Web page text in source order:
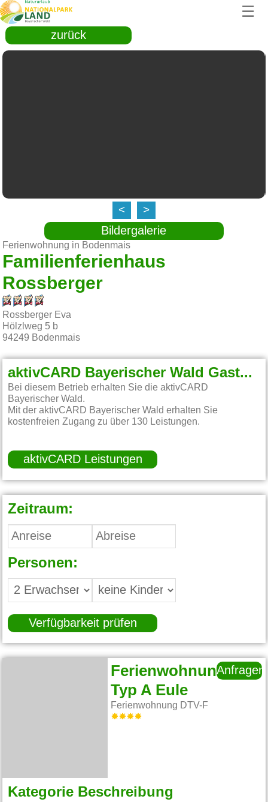
☰
zurück
< >
Bildergalerie
Ferienwohnung in Bodenmais
Familienferienhaus
Rossberger
Rossberger Eva
Hölzlweg 5 b
94249 Bodenmais
aktivCARD Bayerischer Wald Gastgeber:
Bei diesem Betrieb erhalten Sie die aktivCARD
Bayerischer Wald.
Mit der aktivCARD Bayerischer Wald erhalten Sie
kostenfreien Zugang zu über 130 Leistungen.
aktivCARD Leistungen
Zeitraum:
Personen:
Verfügbarkeit prüfen
Ferienwohnung
Typ A Eule
Ferienwohnung DTV-F
Anfragen
Kategorie Beschreibung